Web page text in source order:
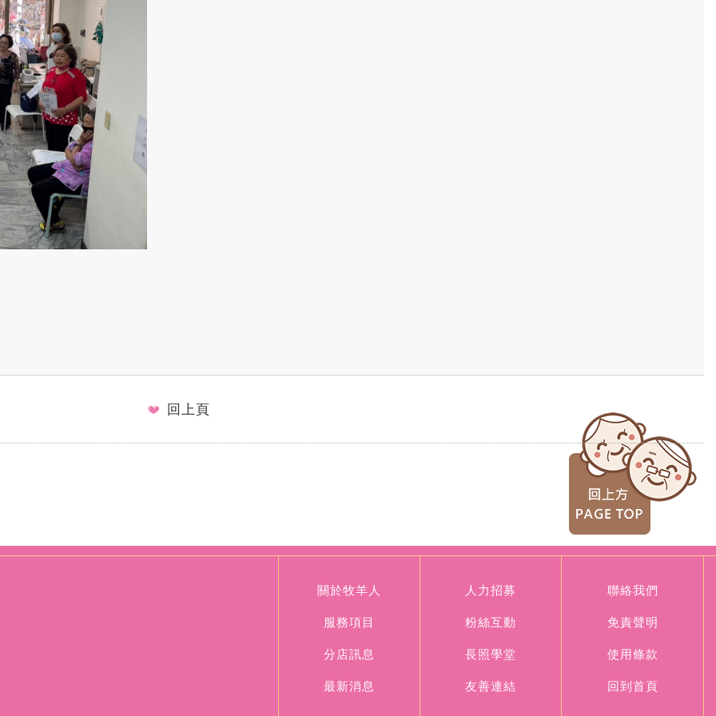
回上頁
關於牧羊人
服務項目
分店訊息
最新消息
人力招募
粉絲互動
長照學堂
友善連結
聯絡我們
免責聲明
使用條款
回到首頁